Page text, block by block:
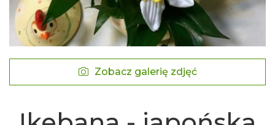
Zobacz galerię zdjęć